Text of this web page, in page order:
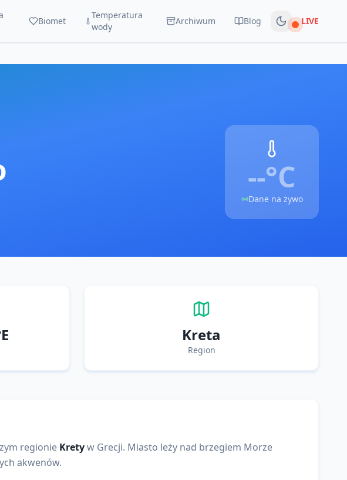
Biomet
Temperatura
wody
Archiwum Blog Na żywo
LIVE
--°C
Dane na żywo
Kreta
Region
regionie Kretyw Grecji. Miasto leży nad brzegiem Morze
akwenów.